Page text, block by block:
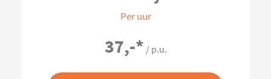
Per uur
37,-* / p.u.